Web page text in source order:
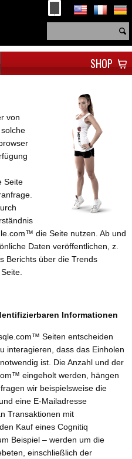
SHOP
von
Seite
die Seite nutzen. Ab und
Daten veröffentlichen, z.
Berichts über die Trends
Informationen
Seiten entscheiden
interagieren, dass das Einholen
ist. Die Anzahl und der
eingeholt werden, hängen
wir beispielsweise die
eine E-Mailadresse
Transaktionen mit
Kauf eines Cognitiq
Beispiel – werden um die
einschließlich der